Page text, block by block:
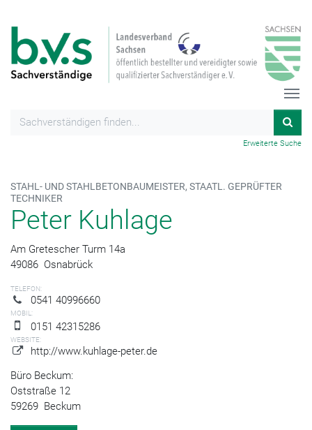
Erweiterte Suche
STAHL- UND STAHLBETONBAUMEISTER, STAATL. GEPRÜFTER
TECHNIKER
Peter Kuhlage
Am Gretescher Turm 14a
49086 Osnabrück
TELEFON:
0541 40996660
MOBIL:
0151 42315286
WEBSITE:
http://www.kuhlage-peter.de
Büro Beckum:
Oststraße 12
59269 Beckum